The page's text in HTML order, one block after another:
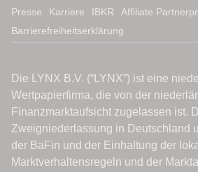
Presse
Karriere IBKR
Affiliate
Barrierefreiheitserklärung